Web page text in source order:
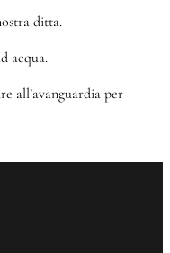
ditta.
acqua.
all’avanguardia per